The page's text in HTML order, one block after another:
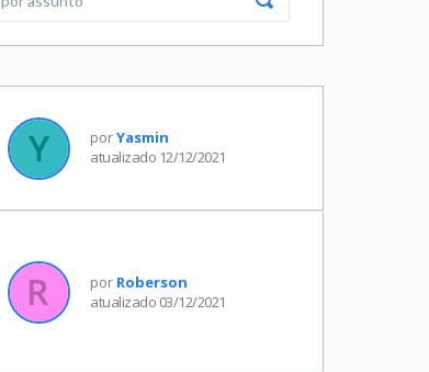
porYasmin
atualizado 12/12/2021
por Roberson
atualizado 03/12/2021